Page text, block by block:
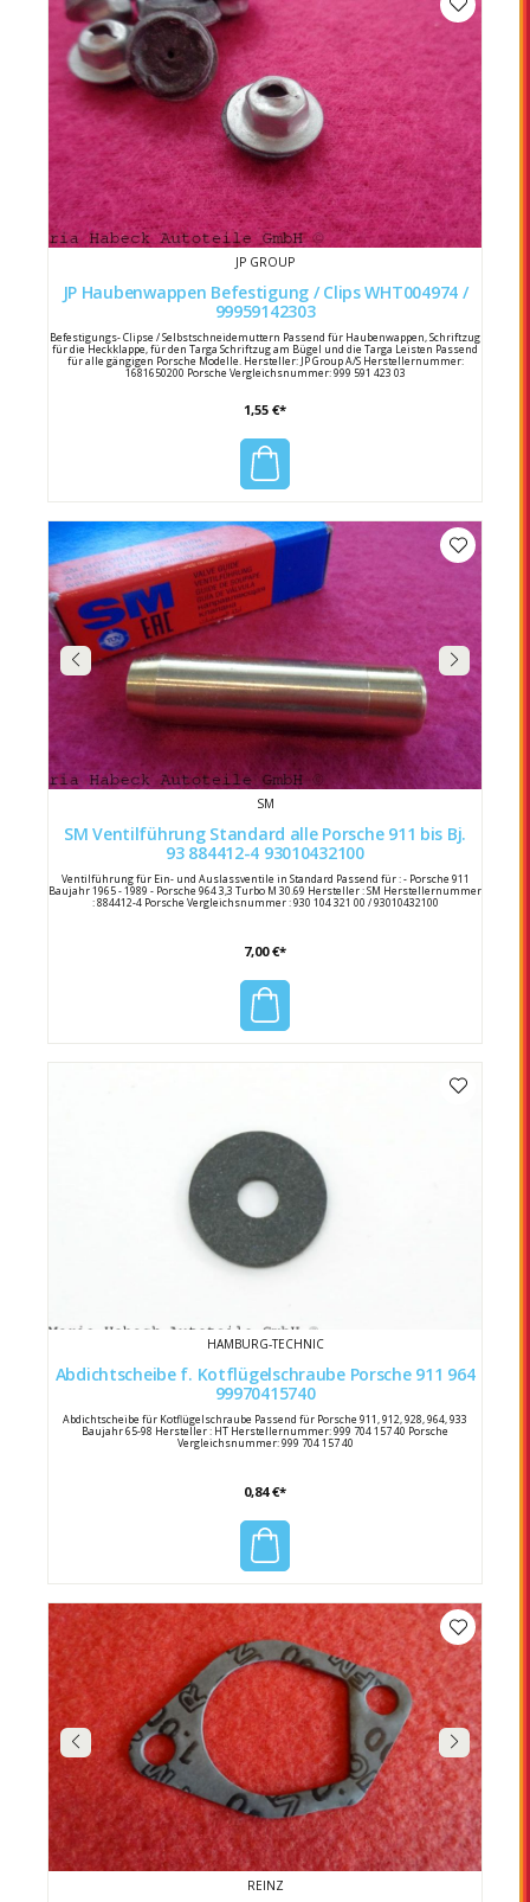
JP GROUP
JP Haubenwappen Befestigung / Clips WHT004974 /
99959142303
Befestigungs- Clipse / Selbstschneidemuttern Passend für Haubenwappen, Schriftzug
für die Heckklappe, für den Targa Schriftzug am Bügel und die Targa Leisten Passend
für alle gängigen Porsche Modelle. Hersteller: JP Group A/S Herstellernummer:
1681650200 Porsche Vergleichsnummer: 999 591 423 03
1,55 €*
SM
SM Ventilführung Standard alle Porsche 911 bis Bj.
93 884412-4 93010432100
Ventilführung für Ein- und Auslassventile in Standard Passend für : - Porsche 911
Baujahr 1965 - 1989 - Porsche 964 3,3 Turbo M 30.69 Hersteller : SM Herstellernummer
: 884412-4 Porsche Vergleichsnummer : 930 104 321 00 / 93010432100
7,00 €*
HAMBURG-TECHNIC
Abdichtscheibe f. Kotflügelschraube Porsche 911 964
99970415740
Abdichtscheibe für Kotflügelschraube Passend für Porsche 911, 912, 928, 964, 933
Baujahr 65-98 Hersteller : HT Herstellernummer: 999 704 157 40 Porsche
Vergleichsnummer: 999 704 157 40
0,84 €*
REINZ